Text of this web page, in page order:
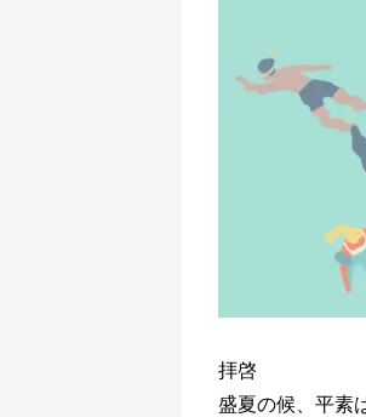
拝啓
盛夏の候、平素